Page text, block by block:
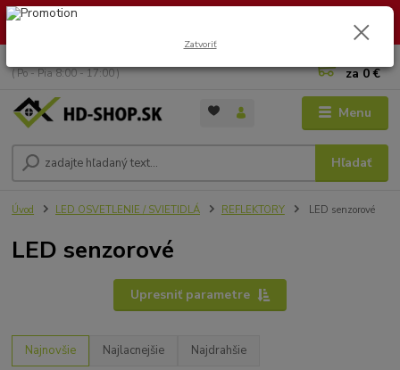
🏖️ DOVOLENKA 30.7.2026 – 9.8.2026 · Objednávky vybavíme po
Menu
Hľadať
( Po - Pia 8:00 - 17:00 )
za0 €
Úvod LED OSVETLENIE / SVIETIDLÁ REFLEKTORY LED senzorové
LED senzorové
Upresniť parametre
Najnovšie Najlacnejšie Najdrahšie
Zatvoriť